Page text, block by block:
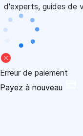
d'experts, guides de
Erreur de paiement
Payez à nouveau